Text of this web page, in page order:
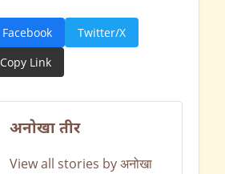
Facebook
Twitter/X
Copy Link
अनोखा तीर
View all stories by अनोखा